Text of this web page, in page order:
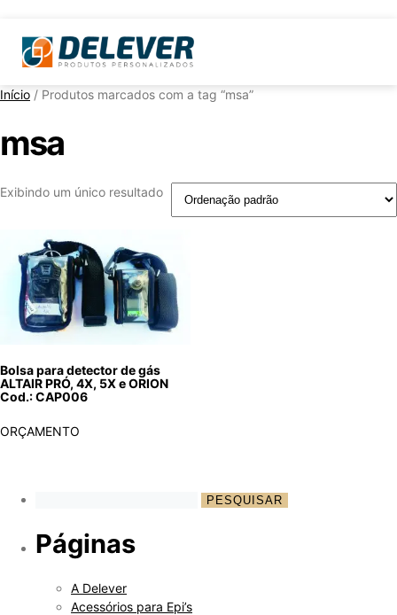
Início / Produtos marcados com a tag “msa”
msa
Exibindo um único resultado
Bolsa para detector de gás
ALTAIR PRÓ, 4X, 5X e ORION
Cod.: CAP006
ORÇAMENTO
Páginas
A Delever
Acessórios para Epi’s